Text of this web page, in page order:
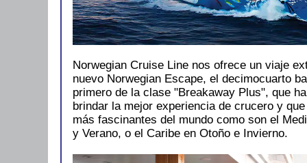
Norwegian Cruise Line nos ofrece un viaje
nuevo Norwegian Escape, el decimocuarto
primero de la clase "Breakaway Plus", que
brindar la mejor experiencia de crucero y
más fascinantes del mundo como son el
y Verano, o el Caribe en Otoño e Invierno.